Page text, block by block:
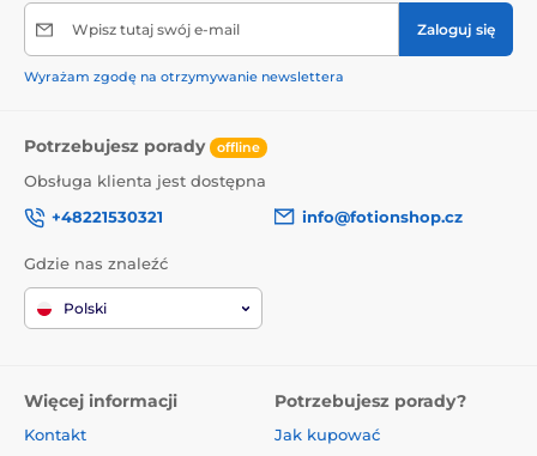
Wpisz tutaj swój e-mail Zaloguj się
Wyrażam zgodę na otrzymywanie newslettera
Potrzebujesz porady offline
Obsługa klienta jest dostępna
+48221530321
info@fotionshop.cz
Gdzie nas znaleźć
Polski
Więcej informacji
Kontakt
Potrzebujesz porady?
Jak kupować